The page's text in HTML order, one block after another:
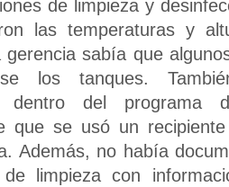
de limpieza y
las temperaturas y
gerencia sabía que
los tanques.
dentro del programa
que se usó un
Además, no había
limpieza con